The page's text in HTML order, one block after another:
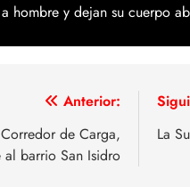
hombre y dejan su cuerpo
Anterior:
de Carga,
al barrio San Isidro
La